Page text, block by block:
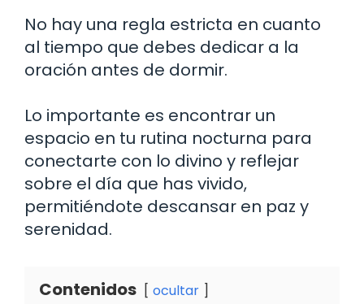
No hay una regla estricta en cuanto
al tiempo que debes dedicar a la
oración antes de dormir.
Lo importante es encontrar un
espacio en tu rutina nocturna para
conectarte con lo divino y reflejar
sobre el día que has vivido,
permitiéndote descansar en paz y
serenidad.
Contenidos ocultar